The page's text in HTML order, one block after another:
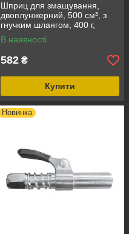
Шприц для змащування,
двоплунжерний, 500 см³, з
гнучким шлангом, 400 г,
євротуба INTERTOOL AT-
3060
В наявності
582 ₴
Купити
Новинка